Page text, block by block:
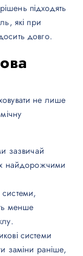
підходять
які при
довго.
не лише
зазвичай
найдорожчими
системи,
менше
системи
заміни раніше,